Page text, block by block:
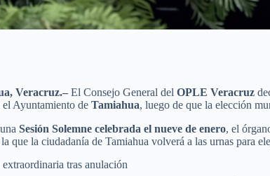
Veracruz.– El Consejo General del OPLE Veracruz
el Ayuntamiento de Tamiahua, luego de que la elección
Sesión Solemne celebrada el nueve de enero, el
que la ciudadanía de Tamiahua volverá a las urnas para
tras anulación